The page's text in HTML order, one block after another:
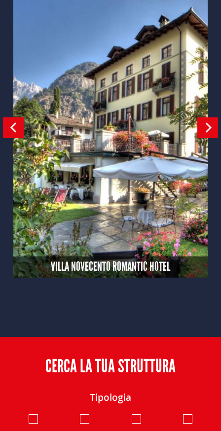
VILLA NOVECENTO ROMANTIC HOTEL
CERCA LA TUA STRUTTURA
Tipologia